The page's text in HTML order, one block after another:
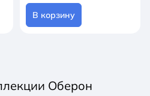
В корзину
Оберон